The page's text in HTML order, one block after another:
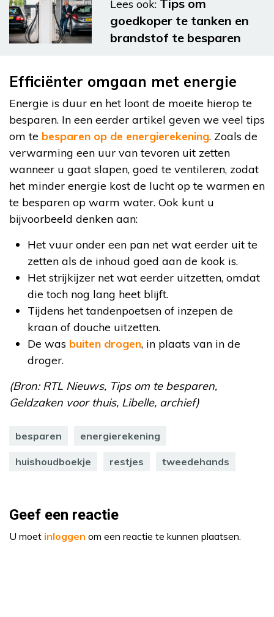
Lees ook: Tips om
goedkoper te tanken en
brandstof te besparen
Efficiënter omgaan met energie
Energie is duur en het loont de moeite hierop te
besparen. In een eerder artikel geven we veel tips
om te besparen op de energierekening. Zoals de
verwarming een uur van tevoren uit zetten
wanneer u gaat slapen, goed te ventileren, zodat
het minder energie kost de lucht op te warmen en
te besparen op warm water. Ook kunt u
bijvoorbeeld denken aan:
Het vuur onder een pan net wat eerder uit te
zetten als de inhoud goed aan de kook is.
Het strijkijzer net wat eerder uitzetten, omdat
die toch nog lang heet blijft.
Tijdens het tandenpoetsen of inzepen de
kraan of douche uitzetten.
De was buiten drogen, in plaats van in de
droger.
(Bron: RTL Nieuws, Tips om te besparen,
Geldzaken voor thuis, Libelle, archief)
besparen energierekening
huishoudboekje restjes tweedehands
Geef een reactie
U moet inloggen om een reactie te kunnen plaatsen.